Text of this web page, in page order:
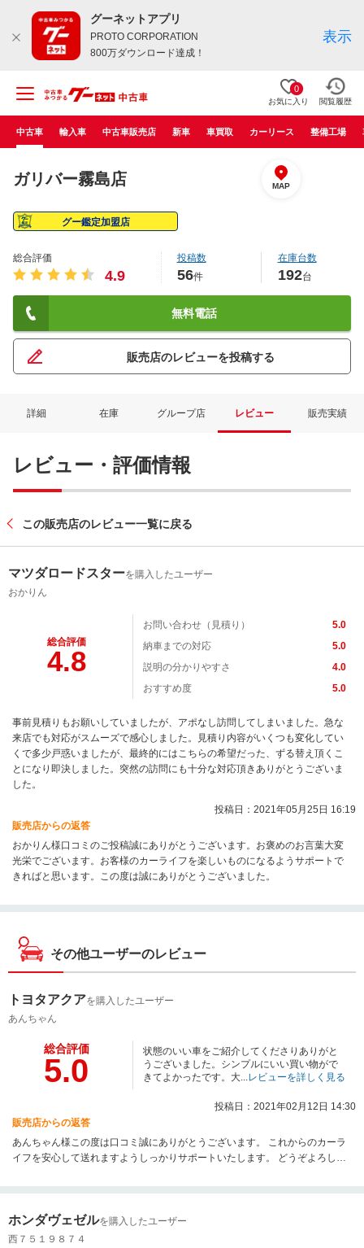
グーネットアプリ
PROTO CORPORATION
800万ダウンロード達成！
表示
0
お気に入り 閲覧履歴
中古車 輸入車 中古車販売店 新車 車買取 カーリース 整備工場
ガリバー霧島店 MAP
グー鑑定加盟店
総合評価
4.9
投稿数
56件
在庫台数
192台
無料電話
販売店のレビューを投稿する
詳細 在庫 グループ店 レビュー 販売実績
レビュー・評価情報
この販売店のレビュー一覧に戻る
マツダロードスターを購入したユーザー
おかりん
総合評価
4.8
お問い合わせ（見積り）
5.0
納車までの対応
5.0
説明の分かりやすさ
4.0
おすすめ度
5.0
事前見積りもお願いしていましたが、アポなし訪問してしまいました。急な
来店でも対応がスムーズで感心しました。見積り内容がいくつも変化してい
くで多少戸惑いましたが、最終的にはこちらの希望だった、ずる替え頂くこ
とになり即決しました。突然の訪問にも十分な対応頂きありがとうございま
した。
投稿日：2021年05月25日 16:19
販売店からの返答
おかりん様口コミのご投稿誠にありがとうございます。お褒めのお言葉大変
光栄でございます。お客様のカーライフを楽しいものになるようサポートで
きればと思います。この度は誠にありがとうございました。
その他ユーザーのレビュー
トヨタアクアを購入したユーザー
あんちゃん
総合評価
5.0
状態のいい車をご紹介してくださりありがと
うございました。シンプルにいい買い物がで
きてよかったです。大...レビューを詳しく見る
投稿日：2021年02月12日 14:30
販売店からの返答
あんちゃん様この度は口コミ誠にありがとうございます。 これからのカーラ
イフを安心して送れますようしっかりサポートいたします。 どうぞよろしく
ホンダヴェゼルを購入したユーザー
西７５１９８７４